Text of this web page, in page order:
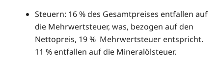
Steuern: 16 % des Gesamtpreises entfallen auf
die Mehrwertsteuer, was, bezogen auf den
Nettopreis, 19 % Mehrwertsteuer entspricht.
11 % entfallen auf die Mineralölsteuer.